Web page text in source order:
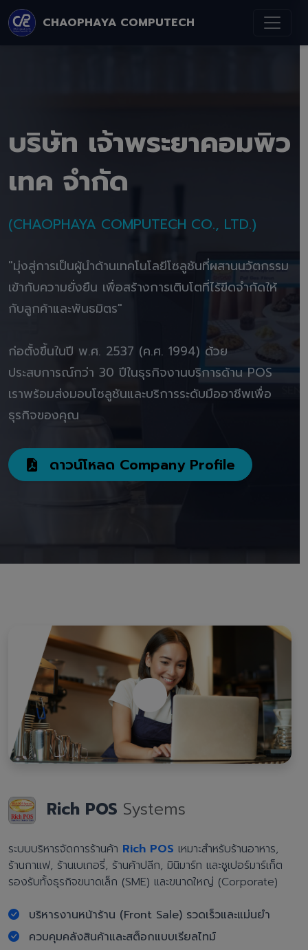
CHAOPHAYA COMPUTECH
บริษัท เจ้าพระยาคอมพิว
เทค จำกัด
(CHAOPHAYA COMPUTECH CO., LTD.)
"มุ่งสู่การเป็นผู้นำด้านเทคโนโลยีโซลูชันที่ผสานนวัตกรรม
เข้ากับความยั่งยืน เพื่อสร้างการเติบโตที่ไร้ขีดจำกัดให้
กับลูกค้าและพันธมิตร"
ก่อตั้งขึ้นในปี พ.ศ. 2537 (ค.ศ. 1994) ด้วย
ประสบการณ์กว่า 30 ปีในธุรกิจงานบริการด้าน POS
เราพร้อมส่งมอบโซลูชันและบริการระดับมืออาชีพเพื่อ
ธุรกิจของคุณ
ดาวน์โหลด Company Profile
Rich POS Systems
ระบบบริหารจัดการร้านค้า Rich POS เหมาะสำหรับร้านอาหาร,
ร้านกาแฟ, ร้านเบเกอรี่, ร้านค้าปลีก, มินิมาร์ท และซูเปอร์มาร์เก็ต
รองรับทั้งธุรกิจขนาดเล็ก (SME) และขนาดใหญ่ (Corporate)
บริหารงานหน้าร้าน (Front Sale) รวดเร็วและแม่นยำ
ควบคุมคลังสินค้าและสต็อกแบบเรียลไทม์